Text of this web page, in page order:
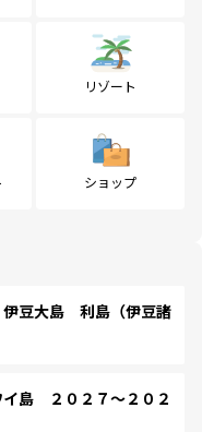
リゾート
ショップ
豆大島 利島（伊豆諸
島 ２０２７～２０２